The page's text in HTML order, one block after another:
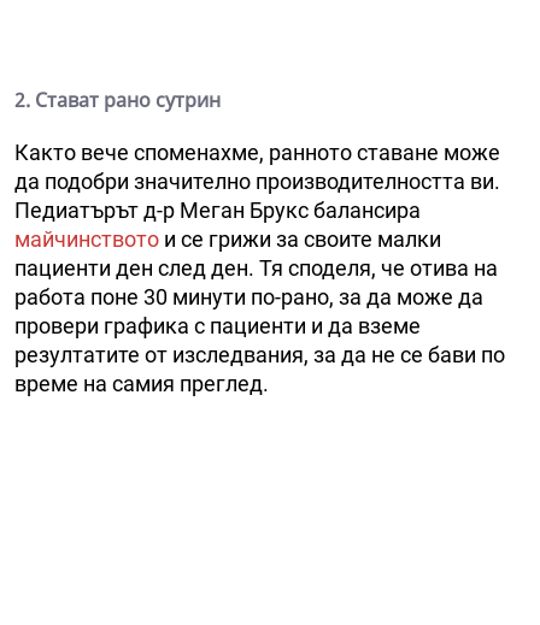
2. Стават рано сутрин
Както вече споменахме, ранното ставане може
да подобри значително производителността ви.
Педиатърът д-р Меган Брукс балансира
майчинството и се грижи за своите малки
пациенти ден след ден. Тя споделя, че отива на
работа поне 30 минути по-рано, за да може да
провери графика с пациенти и да вземе
резултатите от изследвания, за да не се бави по
време на самия преглед.